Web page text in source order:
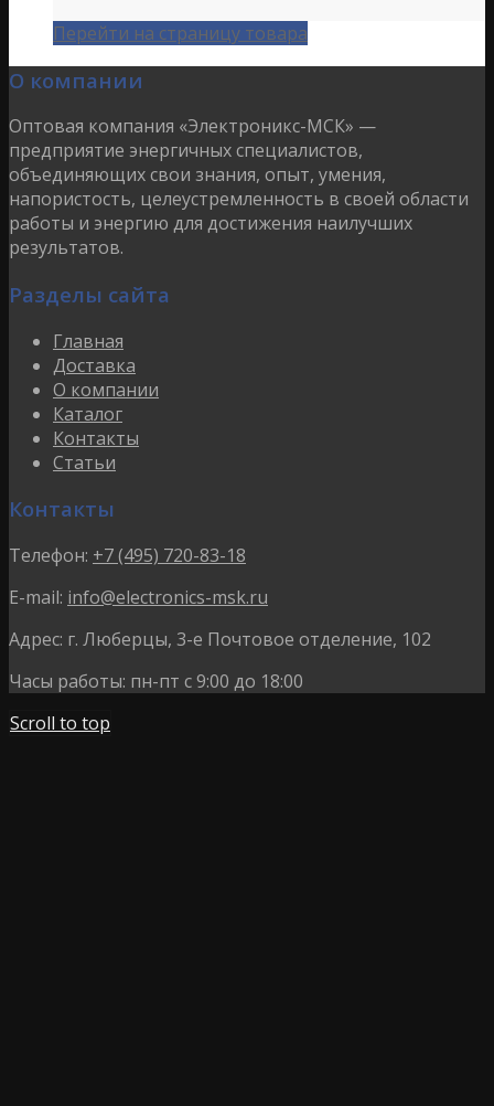
Перейти на страницу товара
О компании
Оптовая компания «Электроникс-МСК» —
предприятие энергичных специалистов,
объединяющих свои знания, опыт, умения,
напористость, целеустремленность в своей области
работы и энергию для достижения наилучших
результатов.
Разделы сайта
Главная
Доставка
О компании
Каталог
Контакты
Статьи
Контакты
Телефон: +7 (495) 720-83-18
E-mail: info@electronics-msk.ru
Адрес: г. Люберцы, 3-е Почтовое отделение, 102
Часы работы: пн-пт с 9:00 до 18:00
Scroll to top